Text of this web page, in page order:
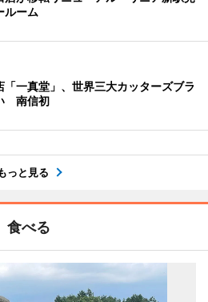
ルーム
「一真堂」、世界三大カッターズブラ
南信初
っと見る
食べる